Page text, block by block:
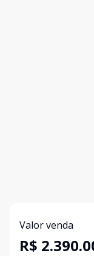
Valor venda
R$